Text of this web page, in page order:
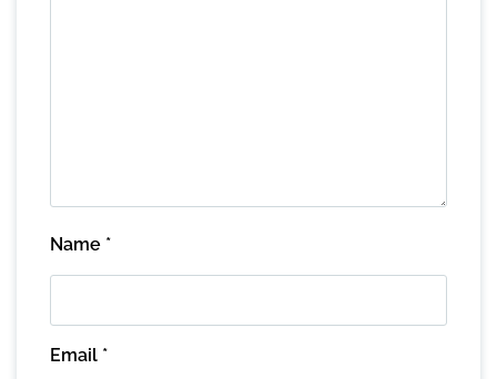
Name *
Email *